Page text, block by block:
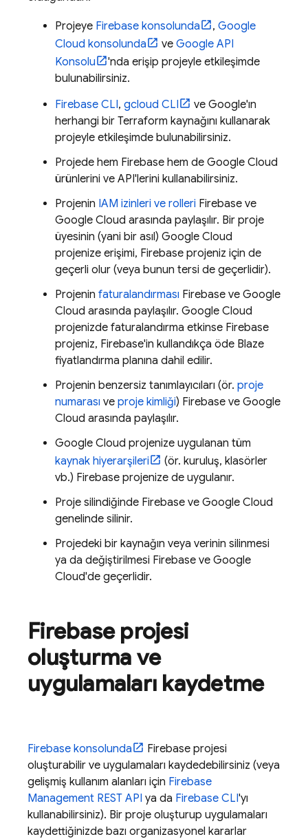
Projeye Firebase konsolunda , Google
Cloud konsolunda ve Google API
Konsolu
'nda erişip projeyle etkileşimde
bulunabilirsiniz.
Firebase CLI, gcloud CLI
ve Google'ın
herhangi bir Terraform kaynağını kullanarak
projeyle etkileşimde bulunabilirsiniz.
Projede hem Firebase hem de Google Cloud
ürünlerini ve API'lerini kullanabilirsiniz.
Projenin IAM izinleri ve rolleri Firebase ve
Google Cloud arasında paylaşılır. Bir proje
üyesinin (yani bir asıl) Google Cloud
projenize erişimi, Firebase projeniz için de
geçerli olur (veya bunun tersi de geçerlidir).
Projenin faturalandırması Firebase ve Google
Cloud arasında paylaşılır. Google Cloud
projenizde faturalandırma etkinse Firebase
projeniz, Firebase'in kullandıkça öde Blaze
fiyatlandırma planına dahil edilir.
Projenin benzersiz tanımlayıcıları (ör. proje
numarası ve proje kimliği) Firebase ve Google
Cloud arasında paylaşılır.
Google Cloud projenize uygulanan tüm
kaynak hiyerarşileri
(ör. kuruluş, klasörler
vb.) Firebase projenize de uygulanır.
Proje silindiğinde Firebase ve Google Cloud
genelinde silinir.
Projedeki bir kaynağın veya verinin silinmesi
ya da değiştirilmesi Firebase ve Google
Cloud'de geçerlidir.
Firebase projesi
oluşturma ve
uygulamaları kaydetme
Firebase konsolunda
Firebase projesi
oluşturabilir ve uygulamaları kaydedebilirsiniz (veya
gelişmiş kullanım alanları için Firebase
Management REST API ya da Firebase CLI'yı
kullanabilirsiniz). Bir proje oluşturup uygulamaları
kaydettiğinizde bazı organizasyonel kararlar